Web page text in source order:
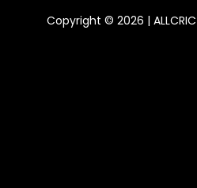
Copyright © 2026 |